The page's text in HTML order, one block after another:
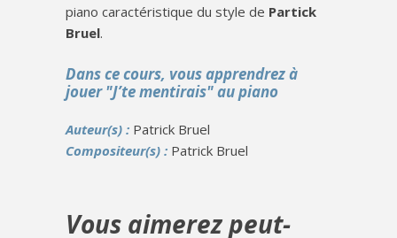
piano caractéristique du style de Partick
Bruel.
Dans ce cours, vous apprendrez à
jouer "J’te mentirais" au piano
Auteur(s) : Patrick Bruel
Compositeur(s) : Patrick Bruel
Vous aimerez peut-